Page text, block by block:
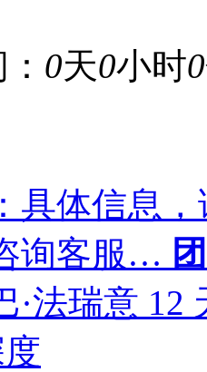
0天0小时0
：具体信息
询客服…
·法瑞意 12